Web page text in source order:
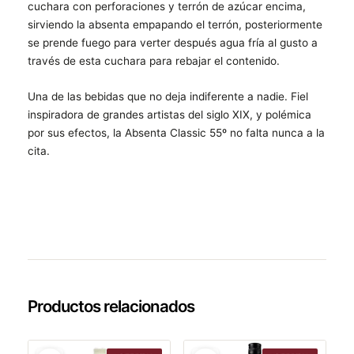
cuchara con perforaciones y terrón de azúcar encima,
sirviendo la absenta empapando el terrón, posteriormente
se prende fuego para verter después agua fría al gusto a
través de esta cuchara para rebajar el contenido.
Una de las bebidas que no deja indiferente a nadie. Fiel
inspiradora de grandes artistas del siglo XIX, y polémica
por sus efectos, la Absenta Classic 55º no falta nunca a la
cita.
Productos relacionados
El
El